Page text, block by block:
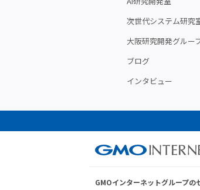
次世代システム研究
大阪研究開発グルー
ブログ
インタビュー
GMOインターネットグループの